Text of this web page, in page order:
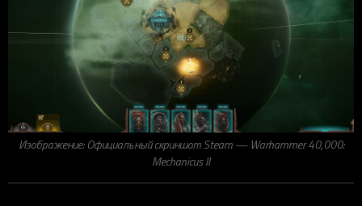
Изображение: Официальный скриншот Steam — Warhammer 40,000:
Mechanicus II